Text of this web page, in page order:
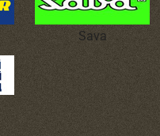
Sava